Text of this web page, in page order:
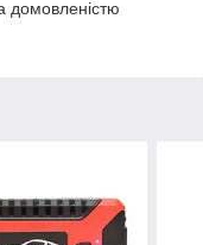
домовленістю